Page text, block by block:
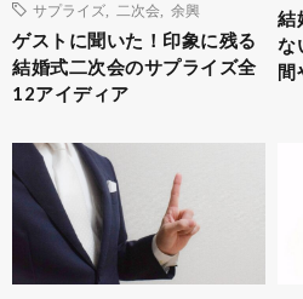
サプライズ
二次会 余興
ゲストに聞いた！印象に残る
結婚式二次会のサプライズ全
12アイディア
結
な
間